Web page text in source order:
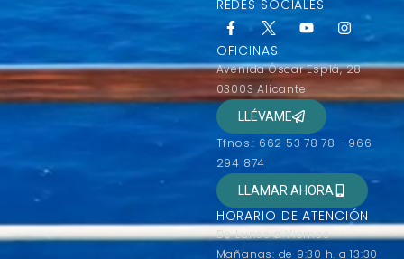
REDES SOCIALES
OFICINAS
Avenida Óscar Esplá, 28
03003 Alicante
LLÉVAME
Tfnos.: 662 53 78 78 - 966
294 874
LLAMAR AHORA
HORARIO DE ATENCIÓN
De Lunes a Viernes
Mañanas: de 9:30 h. a 13:30